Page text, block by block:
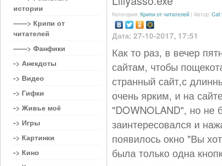
Категория: Крипи от читателей | Автор: Cat
Дата: 27-10-2017, 17:51
Как то раз, в вечер
сайтам, чтобы
странный сайт,с
очень ярким, и на
"DOWNOLAND", но не
заинтересовался и
появилось окно "Вы
была только одна
истории
——> Крипи от
читателей
——> Фанфики
-> Анекдоты
-> Видео
-> Гифки
-> Живье моё
-> Игры
-> Картинки
-> Кино